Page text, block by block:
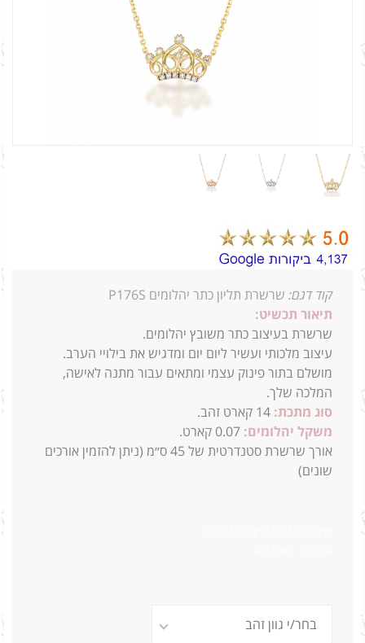
קוד דגם: שרשרת תליון כתר יהלומים P176S
תיאור תכשיט:
שרשרת בעיצוב כתר משובץ יהלומים.
עיצוב מלכותי ועשיר ליום יום ומדגיש את בילויי הערב.
מושלם בתור פינוק עצמי ומתאים עבור מתנה לאישה,
המלכה שלך.
סוג מתכת: 14 קארט זהב.
משקל יהלומים: 0.07 קארט.
א
ורך שרשרת סטנדרטית של 45 ס״מ (ניתן להזמין אורכים
שונים)